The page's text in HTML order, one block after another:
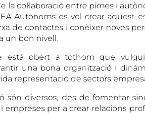
la col·laboració entre pimes i
Autònoms es vol crear aquest
de contactes i conèixer noves
un bon nivell.
està obert a tothom que
una bona organització i
representació de sectors
són diversos, des de fomentar
per a crear relacions